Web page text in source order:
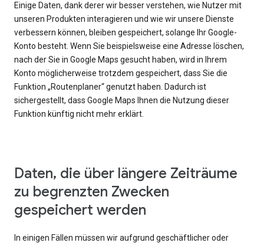
Einige Daten, dank derer wir besser verstehen, wie Nutzer mit
unseren Produkten interagieren und wie wir unsere Dienste
verbessern können, bleiben gespeichert, solange Ihr Google-
Konto besteht. Wenn Sie beispielsweise eine Adresse löschen,
nach der Sie in Google Maps gesucht haben, wird in Ihrem
Konto möglicherweise trotzdem gespeichert, dass Sie die
Funktion „Routenplaner“ genutzt haben. Dadurch ist
sichergestellt, dass Google Maps Ihnen die Nutzung dieser
Funktion künftig nicht mehr erklärt.
Daten, die über längere Zeiträume
zu begrenzten Zwecken
gespeichert werden
In einigen Fällen müssen wir aufgrund geschäftlicher oder